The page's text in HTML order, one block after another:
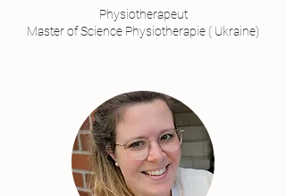
Physiotherapeut
Master of Science Physiotherapie ( Ukraine)